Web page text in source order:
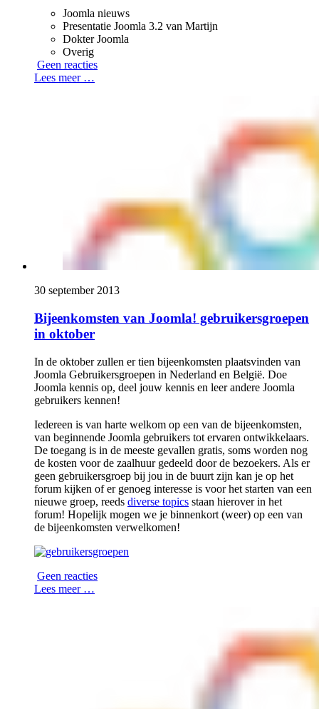
Joomla nieuws
Presentatie Joomla 3.2 van Martijn
Dokter Joomla
Overig
Geen reacties
Lees meer …
30 september 2013
Bijeenkomsten van Joomla! gebruikersgroepen
in oktober
In de oktober zullen er tien bijeenkomsten plaatsvinden van
Joomla Gebruikersgroepen in Nederland en België. Doe
Joomla kennis op, deel jouw kennis en leer andere Joomla
gebruikers kennen!
Iedereen is van harte welkom op een van de bijeenkomsten,
van beginnende Joomla gebruikers tot ervaren ontwikkelaars.
De toegang is in de meeste gevallen gratis, soms worden nog
de kosten voor de zaalhuur gedeeld door de bezoekers. Als er
geen gebruikersgroep bij jou in de buurt zijn kan je op het
forum kijken of er genoeg interesse is voor het starten van een
nieuwe groep, reeds diverse topics staan hierover in het
forum! Hopelijk mogen we je binnenkort (weer) op een van
de bijeenkomsten verwelkomen!
Geen reacties
Lees meer …